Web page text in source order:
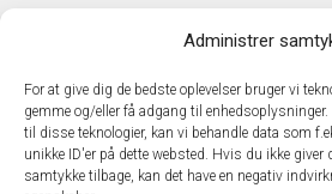
Administrer
For at give dig de bedste oplevelser bruger vi
gemme og/eller få adgang til
til disse teknologier, kan vi behandle data som
unikke ID'er på dette websted. Hvis du ikke
samtykke tilbage, kan det have en negativ
TechMedia A/S
DK - 2600
Telefon: +45 43 24
E-mail: